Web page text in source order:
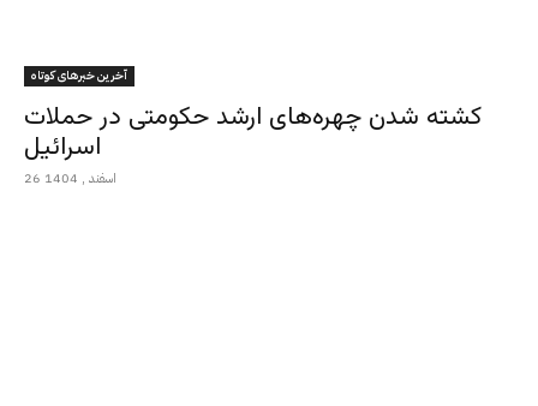
آخرین خبرهای کوتاه
کشته شدن چهره‌های ارشد حکومتی در حملات
اسرائیل
26 اسفند , 1404